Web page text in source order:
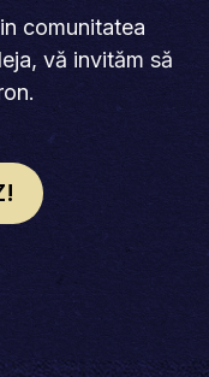
comunitatea
vă invităm să